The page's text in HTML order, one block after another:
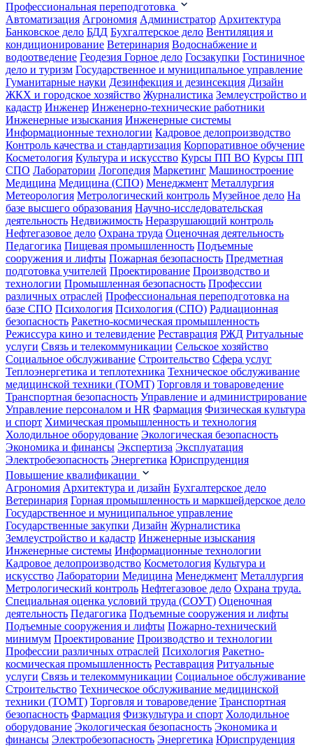
Профессиональная переподготовка
Автоматизация Агрономия Администратор Архитектура
Банковское дело БДД Бухгалтерское дело Вентиляция и
кондиционирование Ветеринария Водоснабжение и
водоотведение Геодезия Горное дело Госзакупки Гостиничное
дело и туризм Государственное и муниципальное управление
Гуманитарные науки Дезинфекция и дезинсекция Дизайн
ЖКХ и городское хозяйство Журналистика Землеустройство и
кадастр Инженер Инженерно-технические работники
Инженерные изыскания Инженерные системы
Информационные технологии Кадровое делопроизводство
Контроль качества и стандартизация Корпоративное обучение
Косметология Культура и искусство Курсы ПП ВО Курсы ПП
СПО Лаборатории Логопедия Маркетинг Машиностроение
Медицина Медицина (СПО) Менеджмент Металлургия
Метеорология Метрологический контроль Музейное дело На
базе высшего образования Научно-исследовательская
деятельность Недвижимость Неразрушающий контроль
Нефтегазовое дело Охрана труда Оценочная деятельность
Педагогика Пищевая промышленность Подъемные
сооружения и лифты Пожарная безопасность Предметная
подготовка учителей Проектирование Производство и
технологии Промышленная безопасность Профессии
различных отраслей Профессиональная переподготовка на
базе СПО Психология Психология (СПО) Радиационная
безопасность Ракетно-космическая промышленность
Режиссура кино и телевидение Реставрация РЖД Ритуальные
услуги Связь и телекоммуникации Сельское хозяйство
Социальное обслуживание Строительство Сфера услуг
Теплоэнергетика и теплотехника Техническое обслуживание
медицинской техники (ТОМТ) Торговля и товароведение
Транспортная безопасность Управление и администрирование
Управление персоналом и HR Фармация Физическая культура
и спорт Химическая промышленность и технология
Холодильное оборудование Экологическая безопасность
Экономика и финансы Экспертиза Эксплуатация
Электробезопасность Энергетика Юриспруденция
Повышение квалификации
Агрономия Архитектура и дизайн Бухгалтерское дело
Ветеринария Горная промышленность и маркшейдерское дело
Государственное и муниципальное управление
Государственные закупки Дизайн Журналистика
Землеустройство и кадастр Инженерные изыскания
Инженерные системы Информационные технологии
Кадровое делопроизводство Косметология Культура и
искусство Лаборатории Медицина Менеджмент Металлургия
Метрологический контроль Нефтегазовое дело Охрана труда.
Специальная оценка условий труда (СОУТ) Оценочная
деятельность Педагогика Подъемные сооружения и лифты
Подъемные сооружения и лифты Пожарно-технический
минимум Проектирование Производство и технологии
Профессии различных отраслей Психология Ракетно-
космическая промышленность Реставрация Ритуальные
услуги Связь и телекоммуникации Социальное обслуживание
Строительство Техническое обслуживание медицинской
техники (ТОМТ) Торговля и товароведение Транспортная
безопасность Фармация Физкультура и спорт Холодильное
оборудование Экологическая безопасность Экономика и
финансы Электробезопасность Энергетика Юриспруденция